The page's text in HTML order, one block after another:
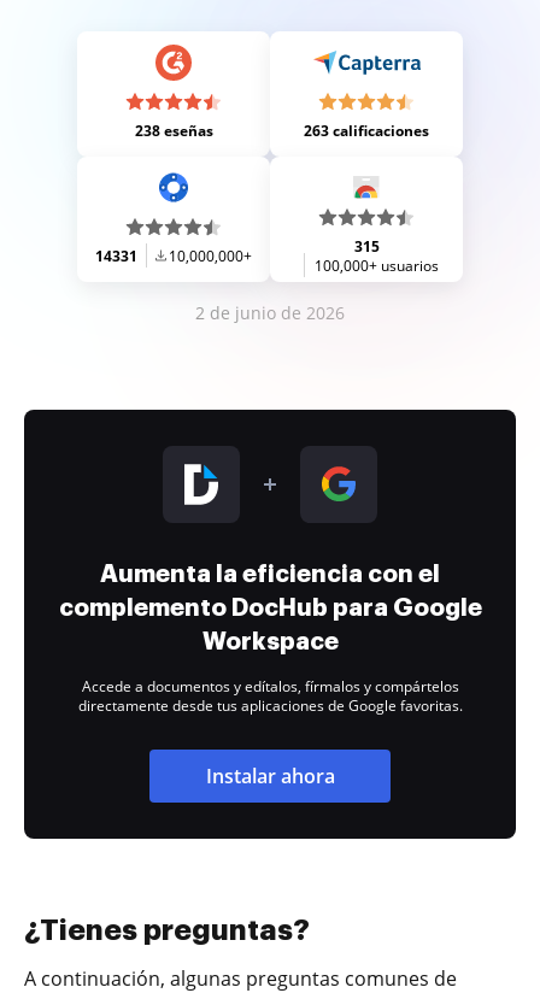
238 eseñas 263 calificaciones
14331 10,000,000+
315
100,000+ usuarios
2 de junio de 2026
Aumenta la eficiencia con el
complemento DocHub para Google
Workspace
Accede a documentos y edítalos, fírmalos y compártelos
directamente desde tus aplicaciones de Google favoritas.
Instalar ahora
¿Tienes preguntas?
A continuación, algunas preguntas comunes de